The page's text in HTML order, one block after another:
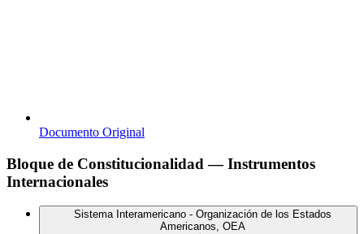
Documento Original
Bloque de Constitucionalidad — Instrumentos
Internacionales
Sistema Interamericano - Organización de los Estados
Americanos, OEA